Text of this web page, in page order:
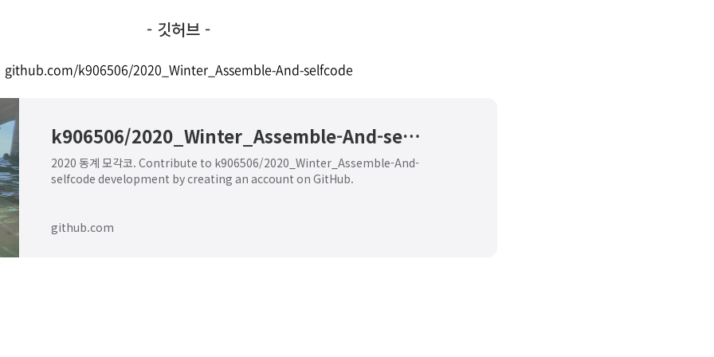
- 깃허브 -
github.com/k906506/2020_Winter_Assemble-And-selfcode
k906506/2020_Winter_Assemble-And-selfcode
2020 동계 모각코. Contribute to k906506/2020_Winter_Assemble-And-
selfcode development by creating an account on GitHub.
github.com